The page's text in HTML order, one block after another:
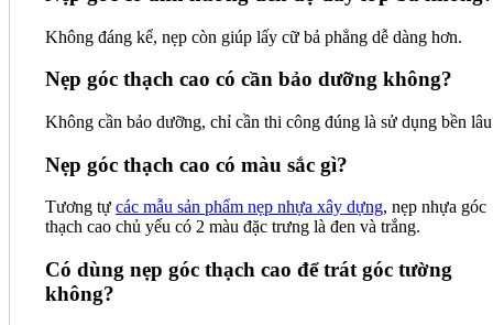
Không đáng kể, nẹp còn giúp lấy cữ bả phẳng dễ dàng hơn.
Nẹp góc thạch cao có cần bảo dưỡng không?
Không cần bảo dưỡng, chỉ cần thi công đúng là sử dụng bền
Nẹp góc thạch cao có màu sắc gì?
Tương tự các mẫu sản phẩm nẹp nhựa xây dựng, nẹp nhựa góc
thạch cao chủ yếu có 2 màu đặc trưng là đen và trắng.
Có dùng nẹp góc thạch cao để trát góc tường
không?